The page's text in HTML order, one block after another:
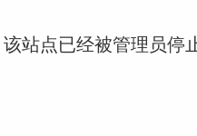
站点已经被管理员停